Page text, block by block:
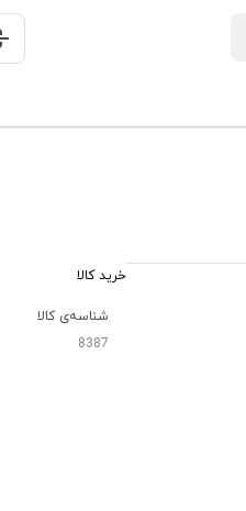
خرید کالا
شناسه‌ی کالا
8387